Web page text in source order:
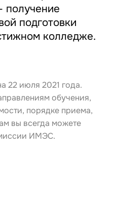
получение
подготовки
колледже.
22 июля 2021 года.
обучения,
порядке приема,
вы всегда можете
ИМЭС.